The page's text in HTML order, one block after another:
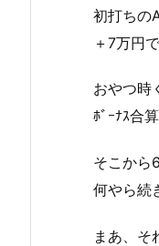
初打ちの
＋7万円
おやつ時
ﾎﾞｰﾅｽ合
そこから
何やら続
まあ、そ